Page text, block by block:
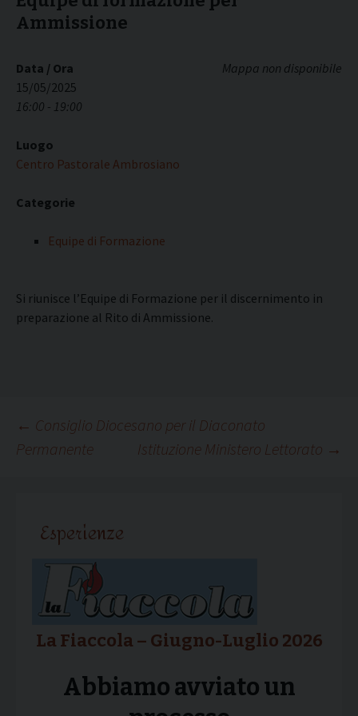
Ammissione
Mappa non disponibile
Data / Ora
15/05/2025
16:00 - 19:00
Luogo
Centro Pastorale Ambrosiano
Categorie
Equipe di Formazione
Si riunisce l’Equipe di Formazione per il discernimento in
preparazione al Rito di Ammissione.
Navigazione
← Consiglio Diocesano per il Diaconato
Permanente
Istituzione Ministero Lettorato →
Esperienze
La Fiaccola – Giugno-Luglio 2026
Abbiamo avviato un